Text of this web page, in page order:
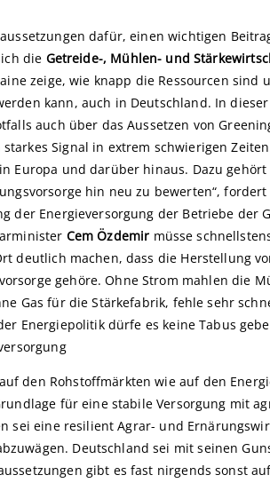
dafür, einen wichtigen
die Getreide-, Mühlen- und
zeige, wie knapp die Ressourcen sind
kann, auch in Deutschland. In
auch über das Aussetzen von
starkes Signal in extrem schwierigen
Europa und darüber hinaus. Dazu gehört
hin neu zu bewerten“,
der Energieversorgung der Betriebe der
Cem Özdemir müsse
deutlich machen, dass die Herstellung
gehöre. Ohne Strom mahlen die
Gas für die Stärkefabrik, fehle sehr
Energiepolitik dürfe es keine Tabus
den Rohstoffmärkten wie auf den
für eine stabile Versorgung mit
sei eine resilient Agrar- und
Deutschland sei mit seinen
gibt es fast nirgends sonst